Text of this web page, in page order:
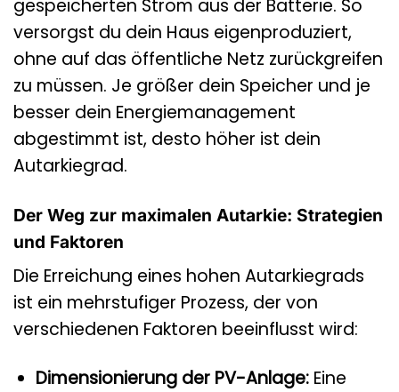
gespeicherten Strom aus der Batterie. So
versorgst du dein Haus eigenproduziert,
ohne auf das öffentliche Netz zurückgreifen
zu müssen. Je größer dein Speicher und je
besser dein Energiemanagement
abgestimmt ist, desto höher ist dein
Autarkiegrad.
Der Weg zur maximalen Autarkie: Strategien
und Faktoren
Die Erreichung eines hohen Autarkiegrads
ist ein mehrstufiger Prozess, der von
verschiedenen Faktoren beeinflusst wird:
Dimensionierung der PV-Anlage:Eine